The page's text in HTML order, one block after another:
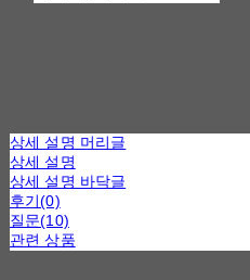
상세 설명 머리글
상세 설명
상세 설명 바닥글
후기(0)
질문(10)
관련 상품